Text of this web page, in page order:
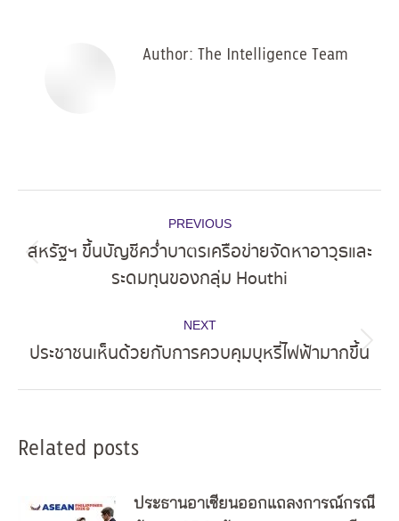
Author: The Intelligence Team
navigation
PREVIOUS
post:
สหรัฐฯ ขึ้นบัญชีคว่ำบาตรเครือข่ายจัดหาอาวุธและ
ระดมทุนของกลุ่ม Houthi
NEXT
Next
ประชาชนเห็นด้วยกับการควบคุมบุหรี่ไฟฟ้ามากขึ้น
Related posts
ประธานอาเซียนออกแถลงการณ์กรณี